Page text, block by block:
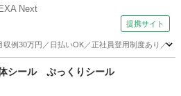
Next
提携サイト
収例30万円／日払いOK／正社員登用制度あり
シール ぷっくりシール